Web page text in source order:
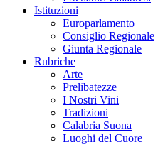
Istituzioni
Europarlamento
Consiglio Regionale
Giunta Regionale
Rubriche
Arte
Prelibatezze
I Nostri Vini
Tradizioni
Calabria Suona
Luoghi del Cuore